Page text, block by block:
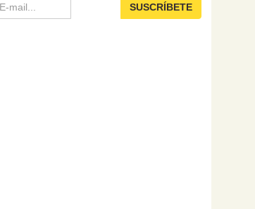
SUSCRÍBETE